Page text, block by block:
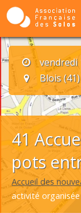
vendredi
Blois (41)
41
pots
Accueil des
activité